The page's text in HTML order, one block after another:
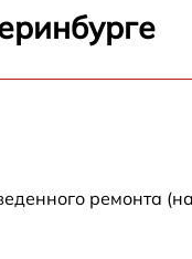
ремонта